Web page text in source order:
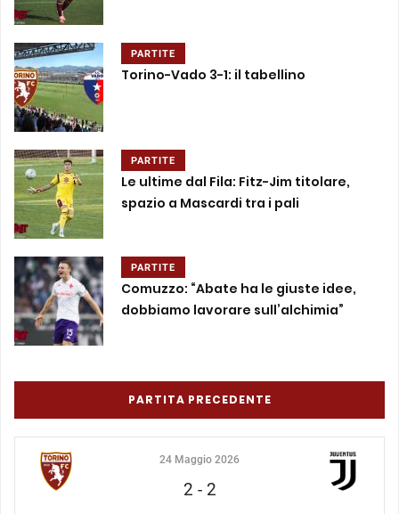
PARTITE
Torino-Vado 3-1: il tabellino
PARTITE
Le ultime dal Fila: Fitz-Jim titolare,
spazio a Mascardi tra i pali
PARTITE
Comuzzo: “Abate ha le giuste idee,
dobbiamo lavorare sull’alchimia”
PARTITA PRECEDENTE
24 Maggio 2026
2 - 2